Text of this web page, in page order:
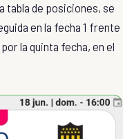
tabla de posiciones, se
en la fecha 1 frente
la quinta fecha, en el